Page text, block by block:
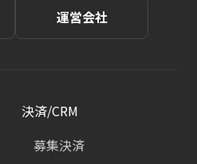
運営会社
決済/CRM
募集決済